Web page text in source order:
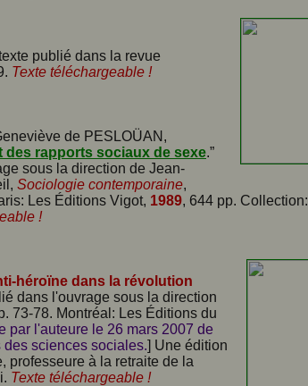
publié dans la revue
Texte téléchargeable !
de PESLOÜAN,
des rapports sociaux de sexe.”
sous la direction de Jean-
Sociologie contemporaine,
Les Éditions Vigot, 1989, 644 pp. Collection:
!
héroïne dans la révolution
dans l'ouvrage sous la direction
73-78. Montréal: Les Éditions du
par l'auteure le 26 mars 2007 de
sciences sociales.] Une édition
professeure à la retraite de la
Texte téléchargeable !